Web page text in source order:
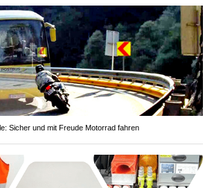
Sicher und mit Freude Motorrad fahren